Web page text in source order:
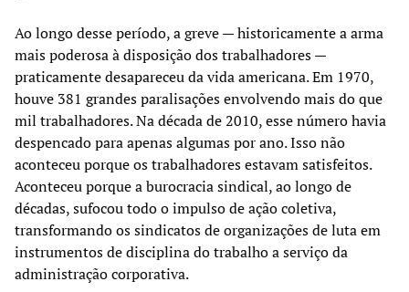
Ao longo desse período, a greve — historicamente a arma
mais poderosa à disposição dos trabalhadores —
praticamente desapareceu da vida americana. Em 1970,
houve 381 grandes paralisações envolvendo mais do que
mil trabalhadores. Na década de 2010, esse número havia
despencado para apenas algumas por ano. Isso não
aconteceu porque os trabalhadores estavam satisfeitos.
Aconteceu porque a burocracia sindical, ao longo de
décadas, sufocou todo o impulso de ação coletiva,
transformando os sindicatos de organizações de luta em
instrumentos de disciplina do trabalho a serviço da
administração corporativa.